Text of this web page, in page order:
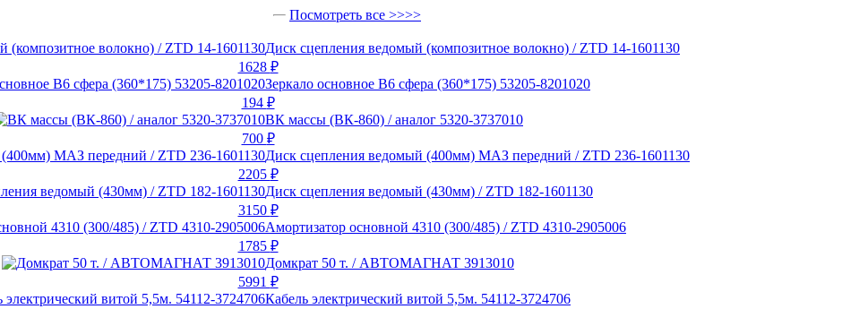
Посмотреть все >>>>
Диск сцепления ведомый (композитное волокно) / ZTD 14-1601130
1628 ₽
Зеркало основное В6 сфера (360*175) 53205-8201020
194 ₽
ВК массы (ВК-860) / аналог 5320-3737010
700 ₽
Диск сцепления ведомый (400мм) МАЗ передний / ZTD 236-1601130
2205 ₽
Диск сцепления ведомый (430мм) / ZTD 182-1601130
3150 ₽
Амортизатор основной 4310 (300/485) / ZTD 4310-2905006
1785 ₽
Домкрат 50 т. / АВТОМАГНАТ 3913010
5991 ₽
Кабель электрический витой 5,5м. 54112-3724706